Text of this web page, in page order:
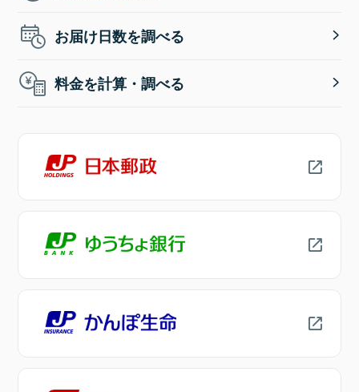
お届け日数を調べる
料金を計算・調べる